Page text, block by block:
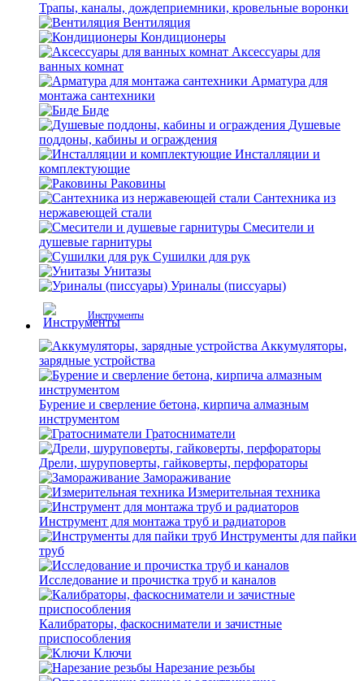
Трапы, каналы, дождеприемники, кровельные воронки
Вентиляция
Кондиционеры
Аксессуары для
ванных комнат
Арматура для
монтажа сантехники
Биде
Душевые
поддоны, кабины и ограждения
Инсталляции и
комплектующие
Раковины
Сантехника из
нержавеющей стали
Смесители и
душевые гарнитуры
Сушилки для рук
Унитазы
Уриналы (писсуары)
Инструменты
Аккумуляторы,
зарядные устройства
Бурение и сверление бетона, кирпича алмазным
инструментом
Гратосниматели
Дрели, шуруповерты, гайковерты, перфораторы
Замораживание
Измерительная техника
Инструмент для монтажа труб и радиаторов
Инструменты для пайки
труб
Исследование и прочистка труб и каналов
Калибраторы, фаскосниматели и зачистные
приспособления
Ключи
Нарезание резьбы